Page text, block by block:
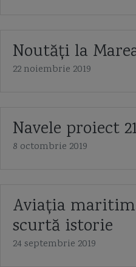
Noutăți la
22 noiembrie 2019
Navele proiect
8 octombrie 2019
Aviaţia
scurtă istorie
24 septembrie 2019